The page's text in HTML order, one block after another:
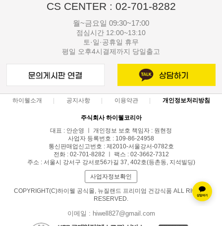
CS CENTER : 02-701-8282
월~금요일 09:30~17:00
점심시간 12:00~13:10
토·일·공휴일 휴무
평일 오후4시결제까지 당일출고
하이웰소개 공지사항 이용약관 개인정보처리방침
주식회사 하이웰코리아
대표 : 안순영 ㅣ 개인정보 보호 책임자 : 원현정
사업자 등록번호 : 109-86-24958
통신판매업신고번호 : 제2010-서울강서-0782호
전화 : 02-701-8282 ㅣ 팩스 : 02-3662-7312
주소 : 서울시 강서구 강서로56가길 37, 402호(등촌동, 지석빌딩)
사업자정보확인
COPYRIGHT(C)하이웰 공식몰, 뉴질랜드 프리미엄 건강식품 ALL RIGHTS
RESERVED.
이메일 : hiwell827@gmail.com